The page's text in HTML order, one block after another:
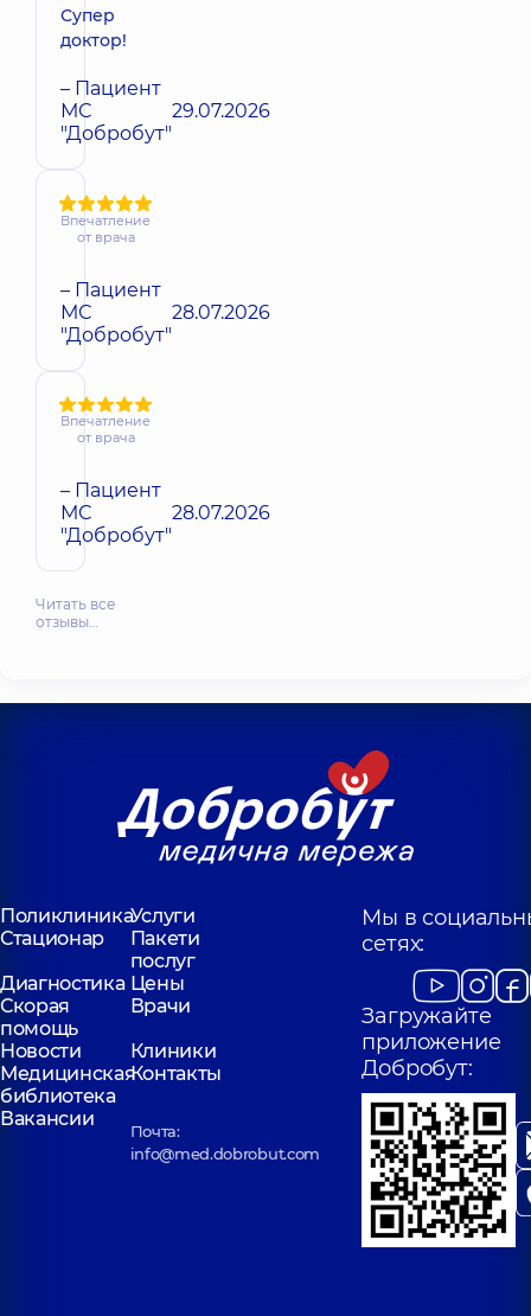
Супер
доктор!
– Пациент
МС
"Добробут"
29.07.2026
Впечатление
от врача
– Пациент
МС
"Добробут"
28.07.2026
Впечатление
от врача
– Пациент
МС
"Добробут"
28.07.2026
Читать все
отзывы…
ПоликлиникаУслуги
Стационар
Пакети
послуг
Диагностика Цены
Скорая
помощь
Врачи
Новости
Клиники
Медицинская
библиотека
Контакты
Вакансии
Почта:
info@med.dobrobut.com
Мы в
сетях:
Загружайте
приложение
Добробут: